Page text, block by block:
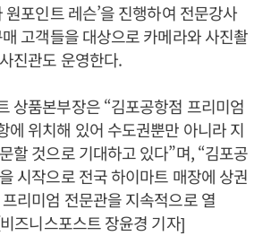
원포인트 레슨’을 진행하여 전문강사
고객들을 대상으로 카메라와 사진촬
진관도 운영한다.
상품본부장은 “김포공항점 프리미엄
에 위치해 있어 수도권뿐만 아니라 지
할 것으로 기대하고 있다”며, “김포공
시작으로 전국 하이마트 매장에 상권
리미엄 전문관을 지속적으로 열
즈니스포스트 장윤경 기자]